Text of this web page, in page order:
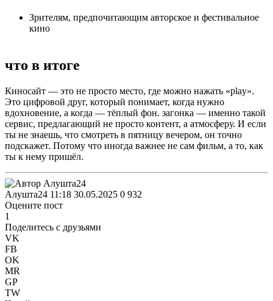
Зрителям, предпочитающим авторское и фестивальное
кино
что в итоге
Киносайт — это не просто место, где можно нажать «play».
Это цифровой друг, который понимает, когда нужно
вдохновение, а когда — тёплый фон. загонка — именно такой
сервис, предлагающий не просто контент, а атмосферу. И если
ты не знаешь, что смотреть в пятницу вечером, он точно
подскажет. Потому что иногда важнее не сам фильм, а то, как
ты к нему пришёл.
Алушта24 11:18 30.05.2025 0 932
Оцените пост
1
Поделитесь с друзьями
VK
FB
OK
MR
GP
TW